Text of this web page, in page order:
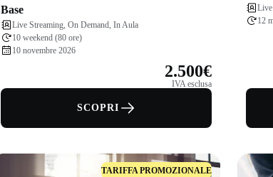
Base
Live Streaming, On Demand, In Aula
10 weekend (80 ore)
10 novembre 2026
2.500€
IVA esclusa
SCOPRI
12
TARIFFA PROMOZIONALE